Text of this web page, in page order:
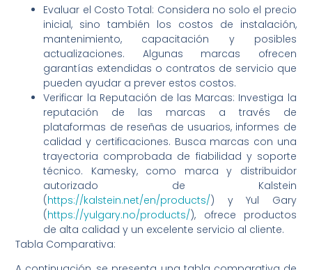
Evaluar el Costo Total: Considera no solo el precio
inicial, sino también los costos de instalación,
mantenimiento, capacitación y posibles
actualizaciones. Algunas marcas ofrecen
garantías extendidas o contratos de servicio que
pueden ayudar a prever estos costos.
Verificar la Reputación de las Marcas: Investiga la
reputación de las marcas a través de
plataformas de reseñas de usuarios, informes de
calidad y certificaciones. Busca marcas con una
trayectoria comprobada de fiabilidad y soporte
técnico. Kamesky, como marca y distribuidor
autorizado de Kalstein
(https://kalstein.net/en/products/) y Yul Gary
(https://yulgary.no/products/), ofrece productos
de alta calidad y un excelente servicio al cliente.
Tabla Comparativa: